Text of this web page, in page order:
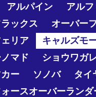
アルパイン アル
ックス
オーバー
リア
キャルズモ
マド
ショウワガ
ー
ソノバ タイ
ースオーバーランダ